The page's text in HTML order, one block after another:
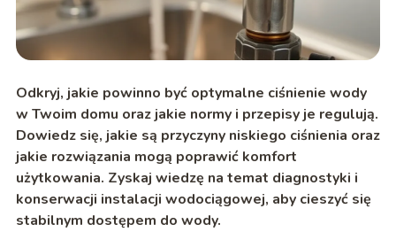
Odkryj, jakie powinno być optymalne ciśnienie wody
w Twoim domu oraz jakie normy i przepisy je regulują.
Dowiedz się, jakie są przyczyny niskiego ciśnienia oraz
jakie rozwiązania mogą poprawić komfort
użytkowania. Zyskaj wiedzę na temat diagnostyki i
konserwacji instalacji wodociągowej, aby cieszyć się
stabilnym dostępem do wody.